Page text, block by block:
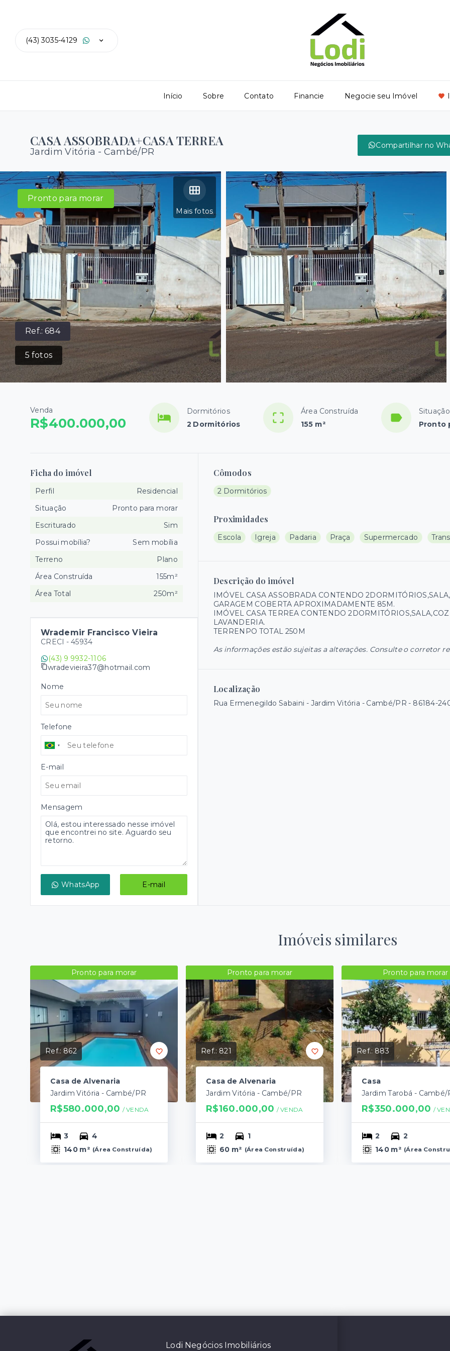
(43) 3035-4129
Início Sobre Contato Financie Negocie seu Imóvel
CASA ASSOBRADA+CASA TERREA
Jardim Vitória - Cambé/PR
Compartilhar no
Ref.:684
5 fotos
Mais fotos
Pronto para morar
Venda
R$400.000,00
Dormitórios
2 Dormitórios
Área Construída
155 m²
Situação
Pronto
Cômodos
2 Dormitórios
Proximidades
Escola Igreja Padaria Praça Supermercado
Descrição do imóvel
IMÓVEL CASA ASSOBRADA CONTENDO
GARAGEM COBERTA APROXIMADAMENTE 85M.
IMÓVEL CASA TERREA CONTENDO
LAVANDERIA.
TERRENPO TOTAL 250M
As informações estão sujeitas a alterações. Consulte o corretor
Localização
Rua Ermenegildo Sabaini - Jardim Vitória - Cambé/PR - 86184-
Ficha do imóvel
Perfil
Residencial
Situação
Pronto para morar
Escriturado
Sim
Possui mobília?
Sem mobília
Terreno
Plano
Área Construída
155m²
Área Total
250m²
Wrademir Francisco Vieira
CRECI - 45934
(43) 9 9932-1106
wradevieira37@hotmail.com
Nome
Telefone
E-mail
Mensagem
WhatsApp E-mail
Imóveis similares
Pronto para morar
Ref.: 862
Casa de Alvenaria
Jardim Vitória - Cambé/PR
R$580.000,00 / VENDA
3
4
140 m² (Área Construída)
Pronto para morar
Ref.: 821
Casa de Alvenaria
Jardim Vitória - Cambé/PR
R$160.000,00 / VENDA
2
1
60 m² (Área Construída)
Pronto para morar
Ref.: 883
Casa
Jardim Tarobá - Cambé/
R$350.000,00 /
2
2
140 m² (Área
Lodi Negócios Imobiliários